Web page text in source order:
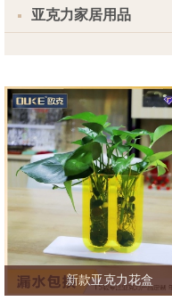
亚克力家居用品
新款亚克力花盒